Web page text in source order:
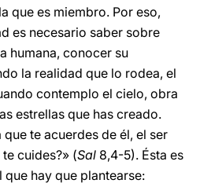
que es miembro. Por eso,
es necesario saber sobre
humana, conocer su
la realidad que lo rodea, el
contemplo el cielo, obra
estrellas que has creado.
te acuerdes de él, el ser
cuides?» (Sal 8,4-5). Ésta es
hay que plantearse: